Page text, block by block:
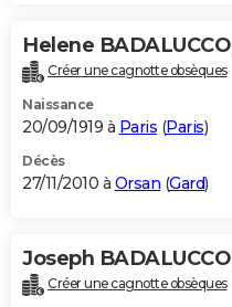
Helene BADALUCCO
Créer une cagnotte obsèques
Naissance
20/09/1919 à Paris (Paris)
Décès
27/11/2010 à Orsan (Gard)
Joseph BADALUCCO
Créer une cagnotte obsèques